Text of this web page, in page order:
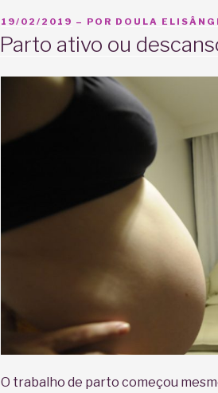
PUBLICADO
19/02/2019 – POR DOULA
Parto ativo ou
O trabalho de parto começou